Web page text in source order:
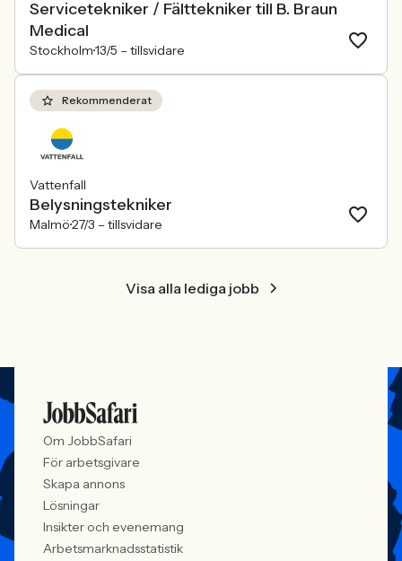
Servicetekniker / Fälttekniker till B. Braun
Medical
Stockholm13/5 – tillsvidare
Rekommenderat
Vattenfall
Belysningstekniker
Malmö27/3 – tillsvidare
Visa alla lediga jobb
Om JobbSafari
För arbetsgivare
Skapa annons
Lösningar
Insikter och evenemang
Arbetsmarknadsstatistik